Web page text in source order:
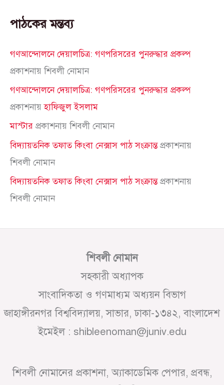
পাঠকের মন্তব্য
গণআন্দোলনে দেয়ালচিত্র: গণপরিসরের পুনরুদ্ধার প্রকল্প
প্রকাশনায়শিবলী নোমান
গণআন্দোলনে দেয়ালচিত্র: গণপরিসরের পুনরুদ্ধার প্রকল্প
প্রকাশনায়হাফিজুল ইসলাম
মাস্টার প্রকাশনায়শিবলী নোমান
বিদ্যায়তনিক তফাত কিংবা নেক্সাস পাঠ সংক্রান্তপ্রকাশনায়
শিবলী নোমান
বিদ্যায়তনিক তফাত কিংবা নেক্সাস পাঠ সংক্রান্তপ্রকাশনায়
শিবলী নোমান
শিবলী নোমান
সহকারী অধ্যাপক
সাংবাদিকতা ও গণমাধ্যম অধ্যয়ন বিভাগ
জাহাঙ্গীরনগর বিশ্ববিদ্যালয়, সাভার, ঢাকা-১৩৪২, বাংলাদেশ
ইমেইল : shibleenoman@juniv.edu
শিবলী নোমানের প্রকাশনা, অ্যাকাডেমিক পেপার, প্রবন্ধ,